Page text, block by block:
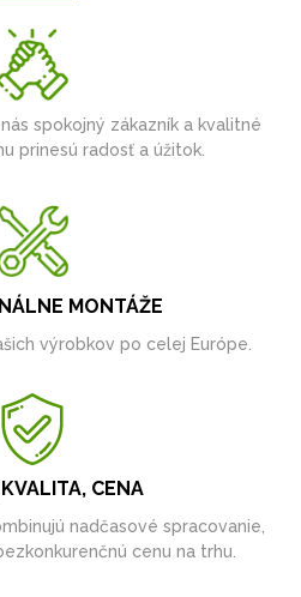
spokojný zákazník a kvalitné
prinesú radosť a úžitok.
MONTÁŽE
výrobkov po celej Európe.
CENA
nadčasové spracovanie,
cenu na trhu.